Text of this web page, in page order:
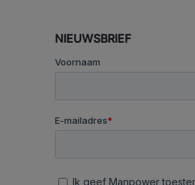
NIEUWSBRIEF